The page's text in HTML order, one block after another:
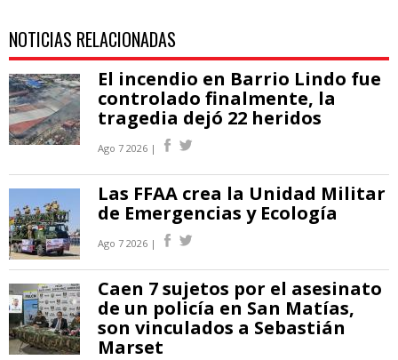
NOTICIAS RELACIONADAS
El incendio en Barrio Lindo fue
controlado finalmente, la
tragedia dejó 22 heridos
Ago 7 2026 |
Las FFAA crea la Unidad Militar
de Emergencias y Ecología
Ago 7 2026 |
Caen 7 sujetos por el asesinato
de un policía en San Matías,
son vinculados a Sebastián
Marset